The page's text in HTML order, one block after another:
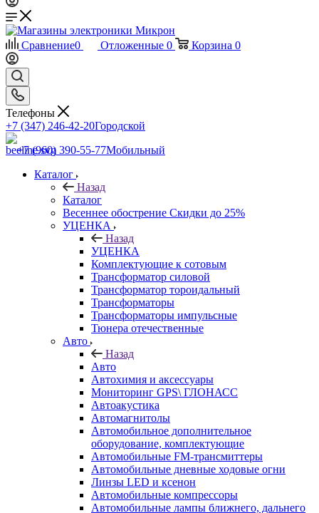
Сравнение0 Отложенные 0 Корзина 0
Телефоны
+7 (347) 246-42-20Городской
+7 (960) 390-55-77Мобильный
Каталог
Назад
Каталог
Весеннее обострение Скидки до 25%
УЦЕНКА
Назад
УЦЕНКА
Комплектующие к сотовым
Трансформатор силовой
Трансформатор тороидальный
Трансформаторы
Трансформаторы импульсные
Тюнера отечественные
Авто
Назад
Авто
Автохимия и аксессуары
Мониторинг GPS\ ГЛОНАСС
Автоакустика
Автомагнитолы
Автомобильное дополнительное
оборудование, комплектующие
Автомобильные FM-трансмиттеры
Автомобильные дневные ходовые огни
Линзы LED и ксенон
Автомобильные компрессоры
Автомобильные лампы ближнего, дальнего